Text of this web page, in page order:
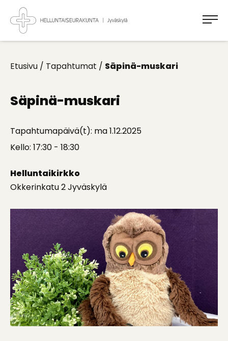
Takaisin
ylös
Jyväskylän
Helluntaiseurakunta
Koti
Etusivu / Tapahtumat / Säpinä-muskari
Säpinä-muskari
Tapahtumapäivä(t): ma 1.12.2025
Kello: 17:30 - 18:30
Helluntaikirkko
Okkerinkatu 2 Jyväskylä